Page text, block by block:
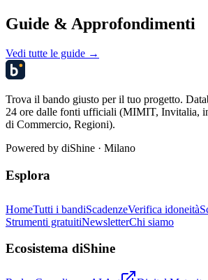
Guide & Approfondimenti
Vedi tutte le guide →
Trova il bando giusto per il tuo progetto.
24 ore dalle fonti ufficiali (MIMIT, Invitalia,
di Commercio, Regioni).
Powered by diShine · Milano
Esplora
HomeTutti i bandiScadenzeVerifica idoneità
Strumenti gratuitiNewsletterChi siamo
Ecosistema diShine